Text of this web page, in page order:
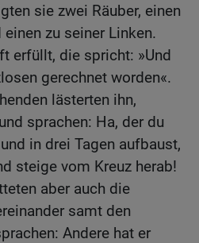
sie zwei Räuber, einen
zu seiner Linken.
erfüllt, die spricht: »Und
gerechnet worden«.
lästerten ihn,
sprachen: Ha, der du
in drei Tagen aufbaust,
steige vom Kreuz herab!
aber auch die
samt den
Andere hat er